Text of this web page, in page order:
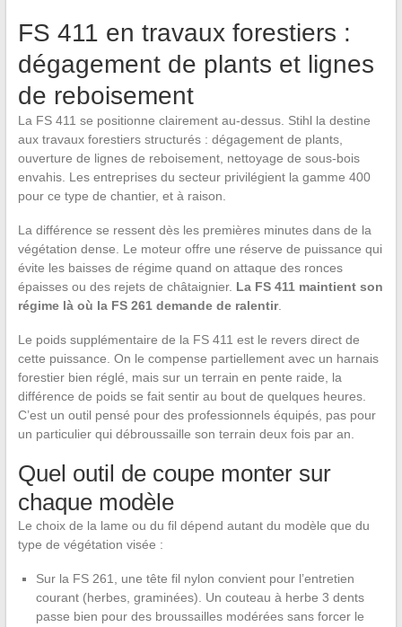
FS 411 en travaux forestiers :
dégagement de plants et lignes
de reboisement
La FS 411 se positionne clairement au-dessus. Stihl la destine
aux travaux forestiers structurés : dégagement de plants,
ouverture de lignes de reboisement, nettoyage de sous-bois
envahis. Les entreprises du secteur privilégient la gamme 400
pour ce type de chantier, et à raison.
La différence se ressent dès les premières minutes dans de la
végétation dense. Le moteur offre une réserve de puissance qui
évite les baisses de régime quand on attaque des ronces
épaisses ou des rejets de châtaignier. La FS 411 maintient son
régime là où la FS 261 demande de ralentir.
Le poids supplémentaire de la FS 411 est le revers direct de
cette puissance. On le compense partiellement avec un harnais
forestier bien réglé, mais sur un terrain en pente raide, la
différence de poids se fait sentir au bout de quelques heures.
C’est un outil pensé pour des professionnels équipés, pas pour
un particulier qui débroussaille son terrain deux fois par an.
Quel outil de coupe monter sur
chaque modèle
Le choix de la lame ou du fil dépend autant du modèle que du
type de végétation visée :
Sur la FS 261, une tête fil nylon convient pour l’entretien
courant (herbes, graminées). Un couteau à herbe 3 dents
passe bien pour des broussailles modérées sans forcer le